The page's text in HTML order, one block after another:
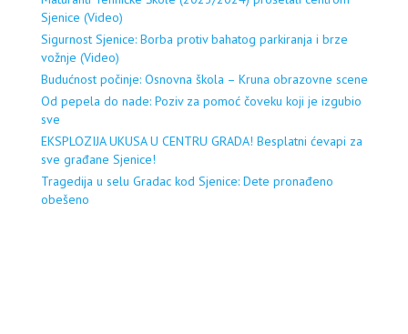
Sjenice (Video)
Sigurnost Sjenice: Borba protiv bahatog parkiranja i brze
vožnje (Video)
Budućnost počinje: Osnovna škola – Kruna obrazovne scene
Od pepela do nade: Poziv za pomoć čoveku koji je izgubio
sve
EKSPLOZIJA UKUSA U CENTRU GRADA! Besplatni ćevapi za
sve građane Sjenice!
Tragedija u selu Gradac kod Sjenice: Dete pronađeno
obešeno